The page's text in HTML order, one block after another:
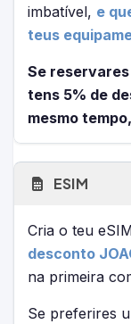
imbatível, e
teus
Se
tens 5% de
mesmo
ESIM
Cria o teu
desconto
na primeira
Se preferires